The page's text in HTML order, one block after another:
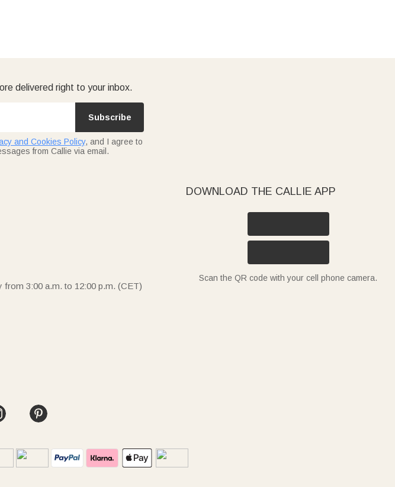
delivered right to your inbox.
Subscribe
and Cookies Policy, and I agree to
from Callie via email.
from 3:00 a.m. to 12:00 p.m. (CET)
DOWNLOAD THE CALLIE APP
Scan the QR code with your cell phone camera.